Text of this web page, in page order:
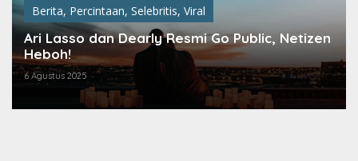
Berita, Percintaan, Selebritis, Viral
Ari Lasso dan Dearly Resmi Go Public, Netizen
Heboh!
6 Agustus 2025